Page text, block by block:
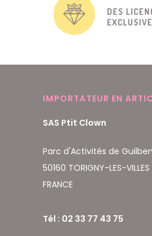
DES
IMPORTATEUR EN
SAS Ptit Clown
Parc d'Activités de
50160 TORIGNY-LES-VILLES
FRANCE
Tél : 02 33 77 43 75